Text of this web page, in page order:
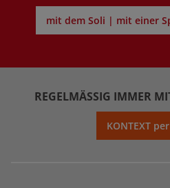
mit dem Soli | mit einer
REGELMÄSSIG IMMER
KONTEXT